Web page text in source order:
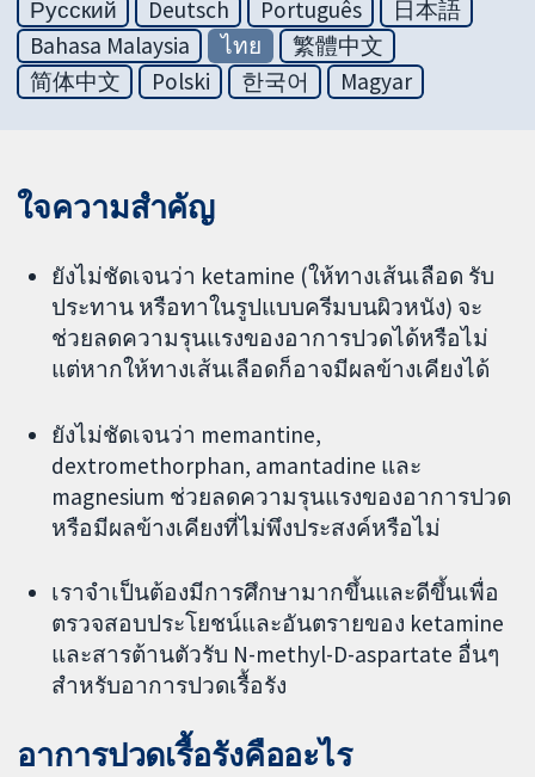
Русский
Deutsch Português
日本語
Bahasa Malaysia
ไทย
繁體中文
简体中文
Polski 한국어 Magyar
ใจความสำคัญ
ยังไม่ชัดเจนว่า ketamine (ให้ทางเส้นเลือด รับ
ประทาน หรือทาในรูปแบบครีมบนผิวหนัง) จะ
ช่วยลดความรุนแรงของอาการปวดได้หรือไม่
แต่หากให้ทางเส้นเลือดก็อาจมีผลข้างเคียงได้
ยังไม่ชัดเจนว่า memantine,
dextromethorphan, amantadine และ
magnesium ช่วยลดความรุนแรงของอาการปวด
หรือมีผลข้างเคียงที่ไม่พึงประสงค์หรือไม่
เราจำเป็นต้องมีการศึกษามากขึ้นและดีขึ้นเพื่อ
ตรวจสอบประโยชน์และอันตรายของ ketamine
และสารต้านตัวรับ N-methyl-D-aspartate อื่นๆ
สำหรับอาการปวดเรื้อรัง
อาการปวดเรื้อรังคืออะไร